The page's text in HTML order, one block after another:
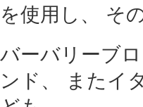
を使用し、 そ
バーバリーブ
ンド、 またイ